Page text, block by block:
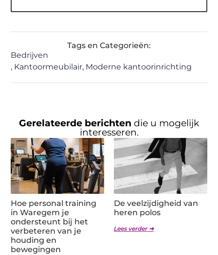
Tags en Categorieën:
Bedrijven
, Kantoormeubilair, Moderne kantoorinrichting
Gerelateerde berichten die u mogelijk
interesseren.
Hoe personal training
in Waregem je
ondersteunt bij het
verbeteren van je
houding en
bewegingen
De veelzijdigheid van
heren polos
Lees verder ➜